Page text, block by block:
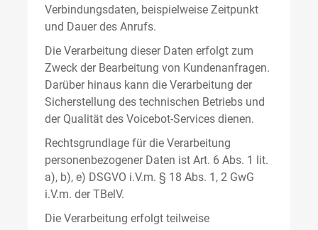
Verbindungsdaten, beispielweise Zeitpunkt
und Dauer des Anrufs.
Die Verarbeitung dieser Daten erfolgt zum
Zweck der Bearbeitung von Kundenanfragen.
Darüber hinaus kann die Verarbeitung der
Sicherstellung des technischen Betriebs und
der Qualität des Voicebot-Services dienen.
Rechtsgrundlage für die Verarbeitung
personenbezogener Daten ist Art. 6 Abs. 1 lit.
a), b), e) DSGVO i.V.m. § 18 Abs. 1, 2 GwG
i.V.m. der TBelV.
Die Verarbeitung erfolgt teilweise